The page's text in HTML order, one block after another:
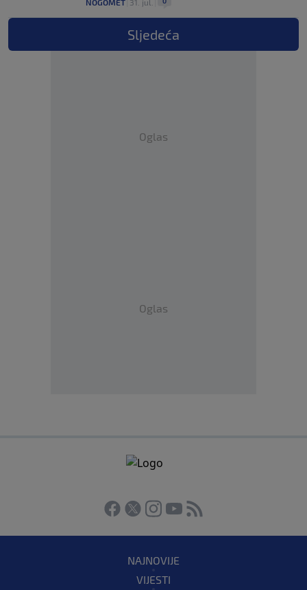
NOGOMET 31. jul.
Sljedeća
Oglas
Oglas
NAJNOVIJE
VIJESTI